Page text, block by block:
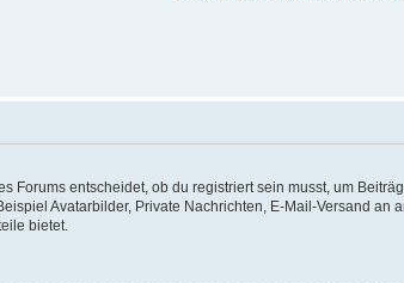
entscheidet, ob du registriert sein musst, um
Avatarbilder, Private Nachrichten, E-Mail-Versand an
bietet.